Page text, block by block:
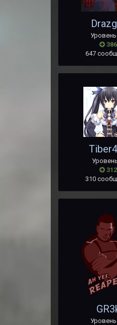
386
647
312
310